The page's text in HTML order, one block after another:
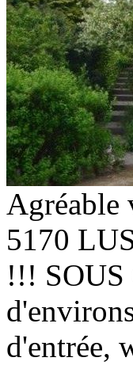
Agréable
5170
!!!
d'entrée,